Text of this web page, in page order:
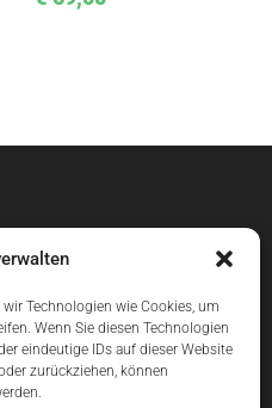
Technologien wie Cookies, um
Wenn Sie diesen Technologien
eindeutige IDs auf dieser Website
zurückziehen, können